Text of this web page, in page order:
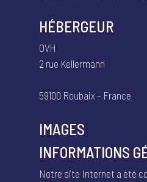
HÉBERGEUR
OVH
2 rue Kellermann
59100 Roubaix – France
IMAGES
INFORMATIONS
Notre site Internet a été